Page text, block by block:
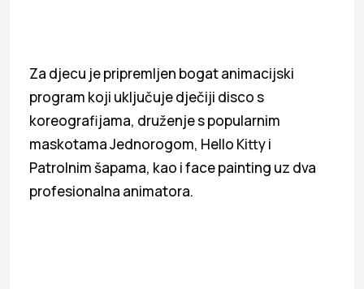
Za djecu je pripremljen bogat animacijski
program koji uključuje dječiji disco s
koreografijama, druženje s popularnim
maskotama Jednorogom, Hello Kitty i
Patrolnim šapama, kao i face painting uz dva
profesionalna animatora.